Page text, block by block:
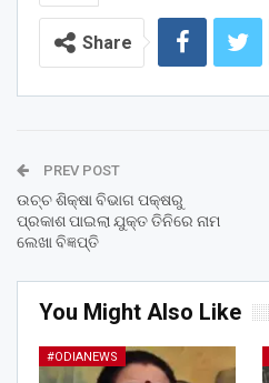
Share
PREV POST
ଉଚ୍ଚ ଶିକ୍ଷା ବିଭାଗ ପକ୍ଷରୁ
ପ୍ରକାଶ ପାଇଲା ଯୁକ୍ତ ତିନିରେ ନାମ
ଲେଖା ବିଜ୍ଞପ୍ତି
You Might Also Like
#ODIANEWS